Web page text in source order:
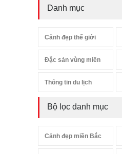
Danh mục
Cảnh đẹp thế giới
Đặc sản vùng miền
Thông tin du lịch
Bộ lọc danh mục
Cảnh đẹp miền Bắc